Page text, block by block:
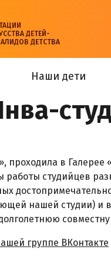
ДЕТЕЙ-
ДЕТСТВА
Наши дети
проходила в
студийцев
нашей студии)
группе ВКонтакте